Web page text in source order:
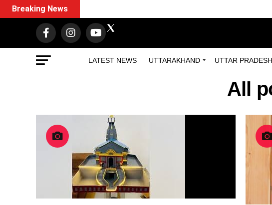
LATEST NEWS UTTARAKHAND UTTAR PRADESH
Breaking News
All